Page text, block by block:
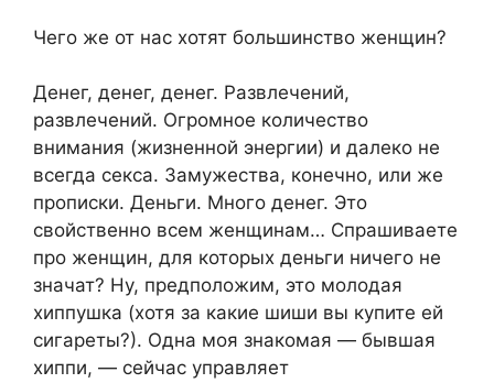
Чего же от нас хотят большинство женщин?
Денег, денег, денег. Развлечений,
развлечений. Огромное количество
внимания (жизненной энергии) и далеко не
всегда секса. Замужества, конечно, или же
прописки. Деньги. Много денег. Это
свойственно всем женщинам… Спрашиваете
про женщин, для которых деньги ничего не
значат? Ну, предположим, это молодая
хиппушка (хотя за какие шиши вы купите ей
сигареты?). Одна моя знакомая — бывшая
хиппи, — сейчас управляет